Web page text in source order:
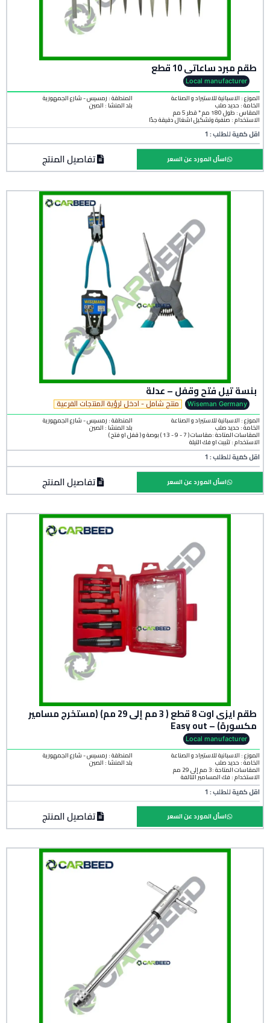
طقم مبرد ساعاتى 10 قطع
Local manufacturer
الموزع : الاسبانية للاستيراد و الصناعة
الخامة : حديد صلب
المنطقة : رمسيس - شارع الجمهورية
بلد المنشأ :الصين
المقاس : طول 180 مم * قطر 5 مم
الاستخدام : صنفرة وتشكيل أشغال دقيقة جدًا
اقل كمية للطلب : 1
تفاصيل المنتج اسأل المورد عن السعر
بنسة تيل فتح وقفل – عدلة
Wiseman Germany منتج شامل - ادخل لرؤية المنتجات الفرعية
الموزع : الاسبانية للاستيراد و الصناعة
الخامة : حديد صلب
المنطقة : رمسيس - شارع الجمهورية
بلد المنشأ : الصين
المقاسات المتاحة :مقاسات ( 7 - 9 - 13 ) بوصة و ( قفل او فتح )
الاستخدام : تثبيت أو فك التيلة
اقل كمية للطلب : 1
تفاصيل المنتج اسأل المورد عن السعر
طقم ايزى اوت 8 قطع ( 3 مم إلى 29 مم) (مستخرج مسامير
مكسورة) – Easy out
Local manufacturer
الموزع : الاسبانية للاستيراد و الصناعة
الخامة : حديد صلب
المنطقة : رمسيس - شارع الجمهورية
بلد المنشأ : الصين
المقاسات المتاحة :3 مم إلى 29 مم
الاستخدام : فك المسامير التالفة
اقل كمية للطلب : 1
تفاصيل المنتج اسأل المورد عن السعر